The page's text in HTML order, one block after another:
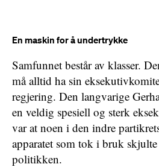
En maskin for å undertrykke
Samfunnet består av klasser.
må alltid ha sin
regjering. Den langvarige
en veldig spesiell og sterk
var at noen i den indre
apparatet som tok i bruk
politikken.